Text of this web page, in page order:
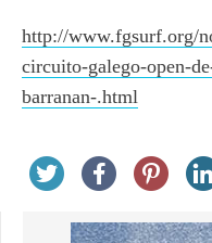
http://www.fgsurf.org/
circuito-galego-open-
barranan-.html